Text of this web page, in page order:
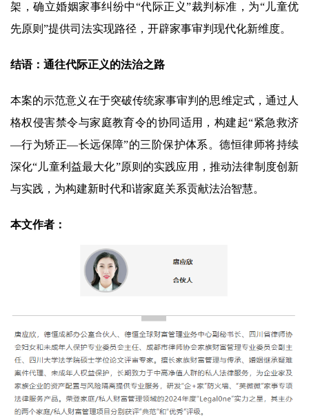
架，确立婚姻家事纠纷中“代际正义”裁判标准，为“儿童优
先原则”提供司法实现路径，开辟家事审判现代化新维度。
结语：通往代际正义的法治之路
本案的示范意义在于突破传统家事审判的思维定式，通过人
格权侵害禁令与家庭教育令的协同适用，构建起“紧急救济
—行为矫正—长远保障”的三阶保护体系。德恒律师将持续
深化“儿童利益最大化”原则的实践应用，推动法律制度创新
与实践，为构建新时代和谐家庭关系贡献法治智慧。
本文作者：